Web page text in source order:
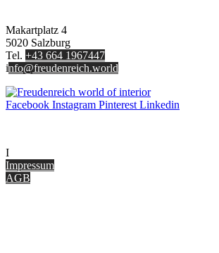
Makartplatz 4
5020 Salzburg
Tel. +43 664 1967447
info@freudenreich.world
Facebook Instagram Pinterest Linkedin
I
Impressum
AGB